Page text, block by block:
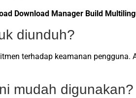
Download Manager Build
diunduh?
terhadap keamanan pengguna.
mudah digunakan?